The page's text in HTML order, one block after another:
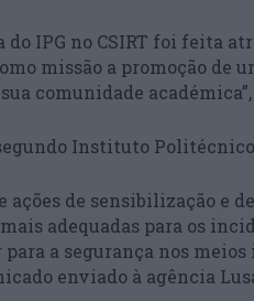
do IPG no CSIRT foi feita
missão a promoção de
comunidade
Instituto
ações de sensibilização e
adequadas para os
a segurança nos
enviado à agência